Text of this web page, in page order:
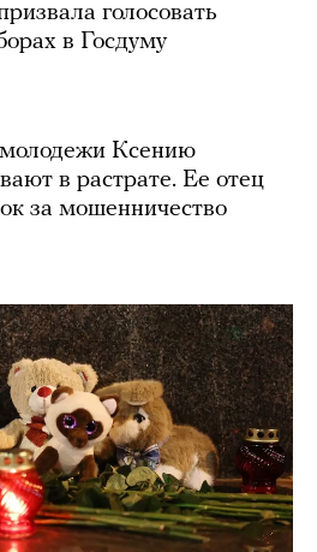
голосовать
в Госдуму
Ксению
в растрате. Ее отец
за мошенничество